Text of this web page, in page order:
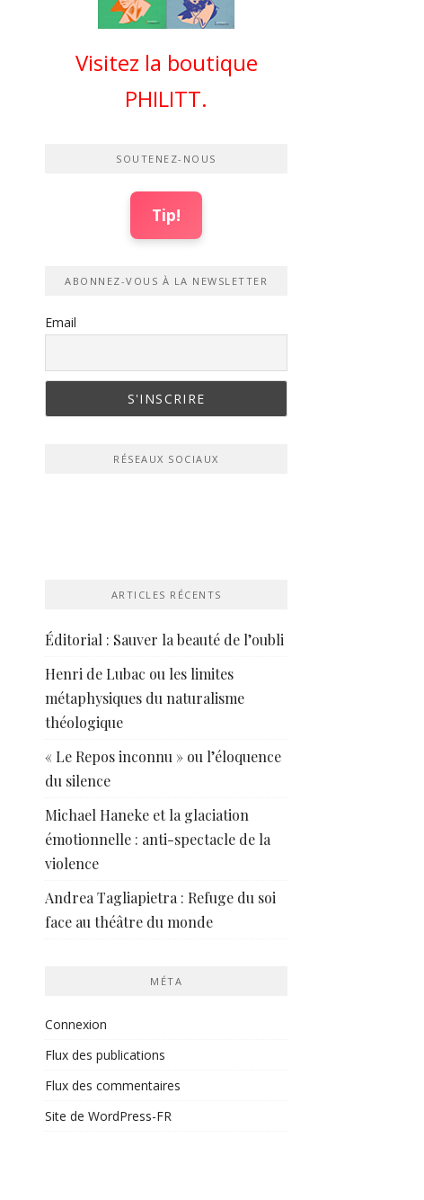
Visitez la boutique
PHILITT.
SOUTENEZ-NOUS
Tip!
ABONNEZ-VOUS À LA NEWSLETTER
Email
RÉSEAUX SOCIAUX
ARTICLES RÉCENTS
Éditorial : Sauver la beauté de l’oubli
Henri de Lubac ou les limites
métaphysiques du naturalisme
théologique
« Le Repos inconnu » ou l’éloquence
du silence
Michael Haneke et la glaciation
émotionnelle : anti-spectacle de la
violence
Andrea Tagliapietra : Refuge du soi
face au théâtre du monde
MÉTA
Connexion
Flux des publications
Flux des commentaires
Site de WordPress-FR